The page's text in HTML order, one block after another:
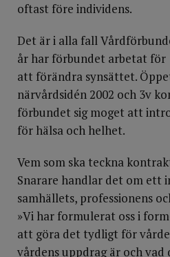
oftast före individens.
Det är i alla fall
år har förbundet arbetat för
att förändra synsättet.
närvårdsidén 2002 och 3v
förbundet sig moget att
för hälsa och helhet.
Vem som ska teckna
Snarare handlar det om ett
samhällets, professionens
»Vi har formulerat oss i
att göra det tydligt för
vårdens uppdrag är och vad